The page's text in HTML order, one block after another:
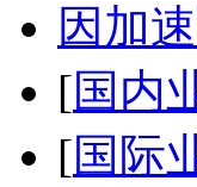
因加
[国内
[国际